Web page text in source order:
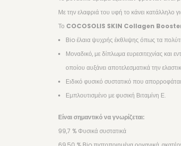
Με την ελαφριά του υφή το κάνει κατάλληλο
Το COCOSOLIS SKIN Collagen Booster
Bio έλαια ψυχρής έκθλιψης όπως τα
Μοναδικό, με δίπλωμα ευρεσιτεχνίας και
οποίου αυξάνει αποτελεσματικά την
Ειδικό φυσικό συστατικό που
Εμπλουτισμένο με φυσική Βιταμίνη Ε.
Είναι σημαντικό να γνωρίζεται:
99,7 % Φυσικά συστατικά